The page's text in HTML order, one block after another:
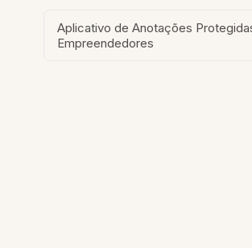
Aplicativo de Anotações
Empreendedores